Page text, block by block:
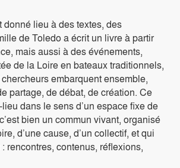
lieu à des textes, des
de Toledo a écrit un livre à partir
mais aussi à des événements,
de la Loire en bateaux traditionnels,
embarquent ensemble,
partage, de débat, de création. Ce
lieu dans le sens d’un espace fixe de
bien un commun vivant, organisé
d’une cause, d’un collectif, et qui
rencontres, contenus, réflexions,